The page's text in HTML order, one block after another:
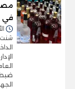
في
الأحد
شنت
ضبط